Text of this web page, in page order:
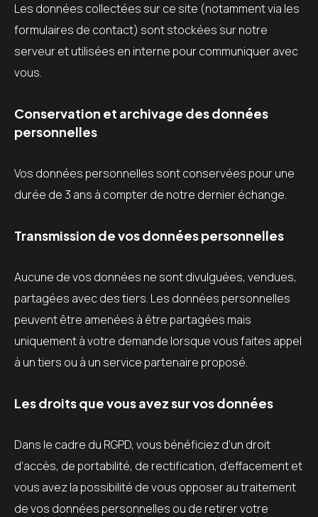
Les données collectées sur ce site (notamment via les
formulaires de contact) sont stockées sur notre
serveur et utilisées en interne pour communiquer avec
vous.
Conservation et archivage des données
personnelles
Vos données personnelles sont conservées pour une
durée de 3 ans à compter de notre dernier échange.
Transmission de vos données personnelles
Aucune de vos données ne sont divulguées, vendues,
partagées avec des tiers. Les données personnelles
peuvent être amenées à être partagées mais
uniquement à votre demande lorsque vous faites appel
à un tiers ou à un service partenaire proposé.
Les droits que vous avez sur vos données
Dans le cadre du RGPD, vous bénéficiez d’un droit
d’accès, de portabilité, de rectification, d’effacement et
vous avez la possibilité de vous opposer au traitement
de vos données personnelles ou de retirer votre